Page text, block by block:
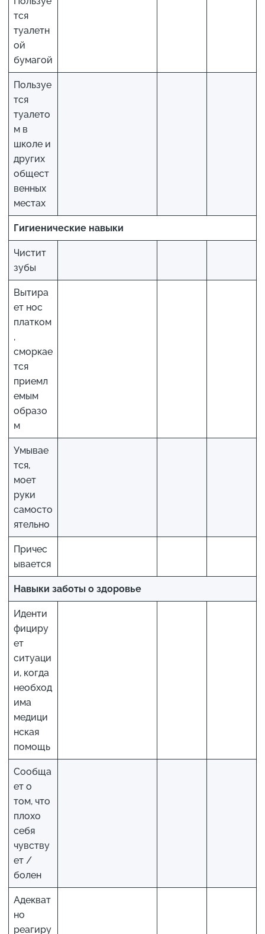
тся
туалетн
ой
бумагой
Пользуе
тся
туалето
м в
школе и
других
общест
венных
местах
Гигиенические навыки
Чистит
зубы
Вытира
ет нос
платком
,
сморкае
тся
приемл
емым
образо
м
Умывае
тся,
моет
руки
самосто
ятельно
Причес
ывается
Навыки заботы о здоровье
Иденти
фициру
ет
ситуаци
и, когда
необход
има
медици
нская
помощь
Сообща
ет о
том, что
плохо
себя
чувству
ет /
болен
Адекват
но
реагиру